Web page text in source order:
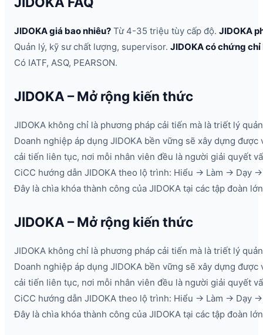
JIDOKA giá bao nhiêu? Từ 4-35 triệu tùy cấp độ. JIDOKA
Quản lý, kỹ sư chất lượng, supervisor. JIDOKA có chứng chỉ
Có IATF, ASQ, PEARSON.
JIDOKA – Mở rộng kiến thức
JIDOKA không chỉ là phương pháp cải tiến mà là triết lý
Doanh nghiệp áp dụng JIDOKA bền vững sẽ xây dựng được
cải tiến liên tục, nơi mỗi nhân viên đều là người giải quyết
CiCC hướng dẫn JIDOKA theo lộ trình: Hiểu → Làm → Dạy
Đây là chìa khóa thành công của JIDOKA tại các tập đoàn
JIDOKA – Mở rộng kiến thức
JIDOKA không chỉ là phương pháp cải tiến mà là triết lý
Doanh nghiệp áp dụng JIDOKA bền vững sẽ xây dựng được
cải tiến liên tục, nơi mỗi nhân viên đều là người giải quyết
CiCC hướng dẫn JIDOKA theo lộ trình: Hiểu → Làm → Dạy
Đây là chìa khóa thành công của JIDOKA tại các tập đoàn